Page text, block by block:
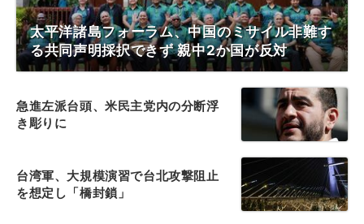
太平洋諸島フォーラム、中国のミサイル非難す
る共同声明採択できず 親中2か国が反対
急進左派台頭、米民主党内の分断浮
き彫りに
台湾軍、大規模演習で台北攻撃阻止
を想定し「橋封鎖」